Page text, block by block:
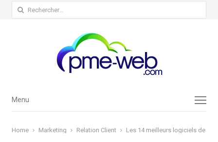
Rechercher :
Menu
Menu
Home Marketing Relation Client Les 14 meilleurs logiciels de